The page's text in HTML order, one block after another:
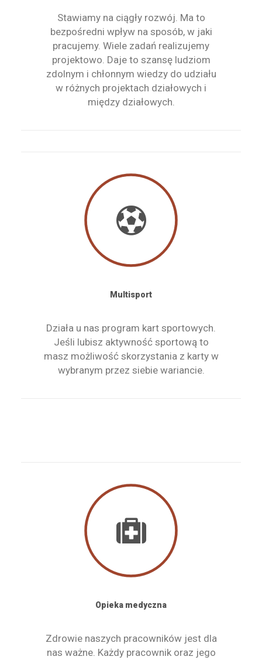
Stawiamy na ciągły rozwój. Ma to
bezpośredni wpływ na sposób, w jaki
pracujemy. Wiele zadań realizujemy
projektowo. Daje to szansę ludziom
zdolnym i chłonnym wiedzy do udziału
w różnych projektach działowych i
między działowych.
Multisport
Działa u nas program kart sportowych.
Jeśli lubisz aktywność sportową to
masz możliwość skorzystania z karty w
wybranym przez siebie wariancie.
Opieka medyczna
Zdrowie naszych pracowników jest dla
nas ważne. Każdy pracownik oraz jego